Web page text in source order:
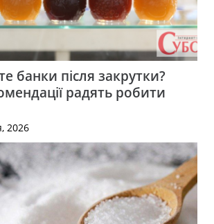
банки після закрутки?
радять робити
2026